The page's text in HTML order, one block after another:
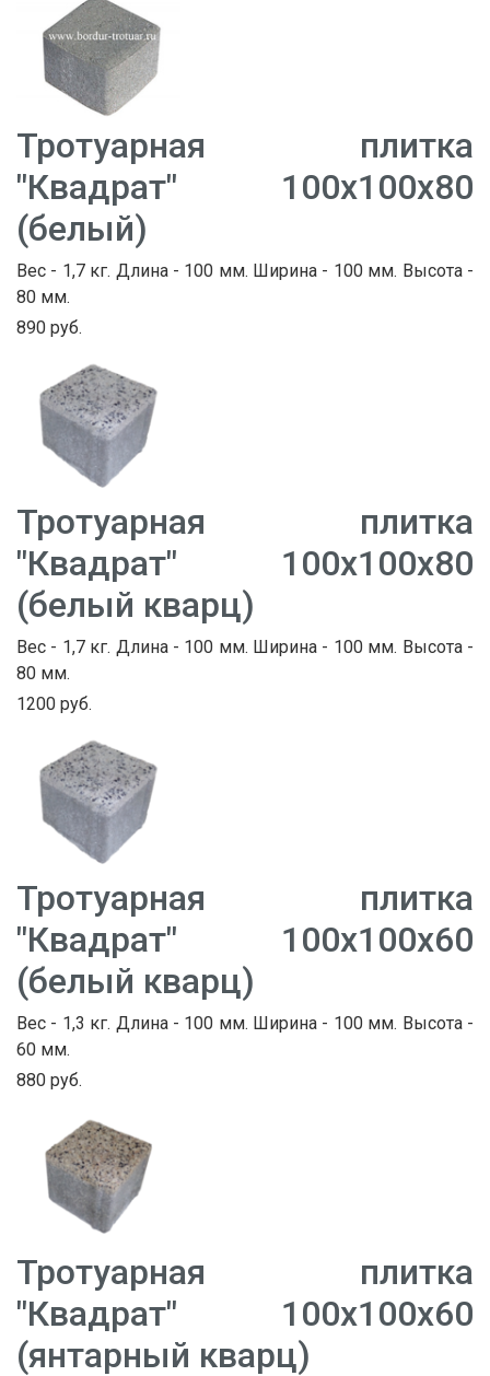
Тротуарная плитка
"Квадрат" 100х100х80
(белый)
Вес - 1,7 кг. Длина - 100 мм. Ширина - 100 мм. Высота -
80 мм.
890 руб.
Тротуарная плитка
"Квадрат" 100х100х80
(белый кварц)
Вес - 1,7 кг. Длина - 100 мм. Ширина - 100 мм. Высота -
80 мм.
1200 руб.
Тротуарная плитка
"Квадрат" 100х100х60
(белый кварц)
Вес - 1,3 кг. Длина - 100 мм. Ширина - 100 мм. Высота -
60 мм.
880 руб.
Тротуарная плитка
"Квадрат" 100х100х60
(янтарный кварц)